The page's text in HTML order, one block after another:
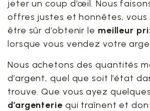
jeter un coup d’œil. Nous
offres justes et honnêtes,
être sûr d’obtenir le meilleur
lorsque vous vendez votre
Nous achetons des quantités
d’argent, quel que soit l’état
trouve. Que vous ayez
d’argenterie qui traînent et